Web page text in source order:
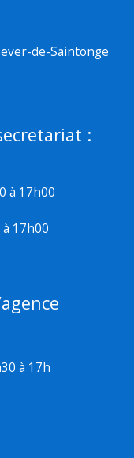
de-Saintonge
:
à 17h00
17h00
à 17h